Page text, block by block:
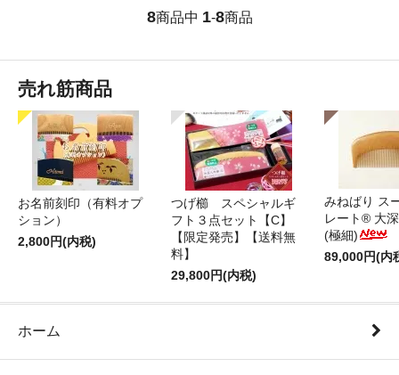
8商品中 1-8商品
売れ筋商品
お名前刻印（有料オプ
ション）
2,800円(内税)
つげ櫛 スペシャルギ
フト３点セット【C】
【限定発売】【送料無
料】
29,800円(内税)
みねばり ス
レート® 大
(極細)
89,000円(内
ホーム